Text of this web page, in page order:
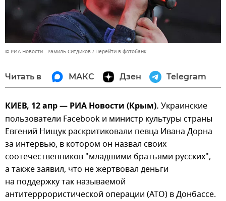
© РИА Новости . Рамиль Ситдиков Перейти в фотобанк
Читать в МАКС Дзен Telegram
КИЕВ, 12 апр — РИА Новости (Крым). Украинские
пользователи Facebook и министр культуры страны
Евгений Нищук раскритиковали певца Ивана Дорна
за интервью, в котором он назвал своих
соотечественников "младшими братьями русских",
а также заявил, что не жертвовал деньги
на поддержку так называемой
антитерррористической операции (АТО) в Донбассе.